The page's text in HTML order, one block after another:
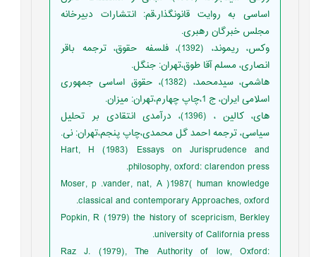
اساسی به روایت قانونگذار،قم: انتشارات دبیرخانه
مجلس خبرگان رهبری.
وکس، ریموند، (1392)، فلسفه حقوق، ترجمه باقر
انصاری، مسلم آقا طوق،تهران: جنگل.
هاشمی، سیدمحمد، (1382)، حقوق اساسی جمهوری
اسلامی ایران، ج 1،چاپ چهارم،تهران: میزان.
های، کالین ، (1396)، درآمدی انتقادی بر تحلیل
سیاسی، ترجمه احمد گل محمدی،چاپ پنجم،تهران: نی.
Hart, H (1983) Essays on Jurisprudence and
philosophy, oxford: clarendon press.
Moser, p .vander, nat, A )1987( human knowledge
classical and contemporary Approaches, oxford.
Popkin, R (1979) the history of scepricism, Berkley
university of California press.
Raz J. (1979), The Authority of low, Oxford: